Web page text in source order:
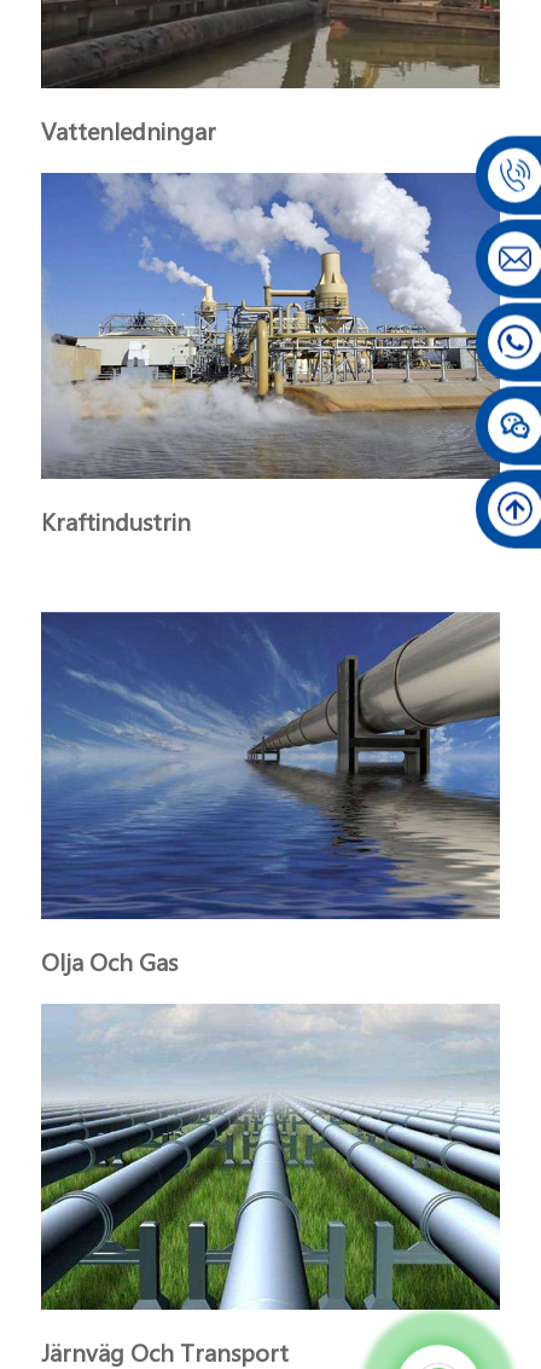
Vattenledningar
Kraftindustrin
Olja Och Gas
Järnväg Och Transport